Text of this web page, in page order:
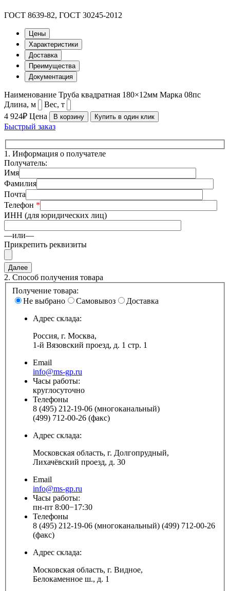
ГОСТ 8639-82, ГОСТ 30245-2012
Цены
Характеристики
Доставка
Преимущества
Документация
Наименование Труба квадратная 180×12мм Марка 08пс
Длина, м
Вес, т
4 924₽ Цена В корзину Купить в один клик
Быстрый заказ
1. Информация о получателе
Получатель:
Имя
Фамилия
Почта
Телефон *
ИНН (для юридических лиц)
—или—
Прикрепить реквизиты
2. Способ получения товара
Получение товара:
Не выбрано
Самовывоз
Доставка
Адрес склада:
Россия, г. Москва,
1-й Вязовский проезд, д. 1 стр. 1
Email
info@ms-gp.ru
Часы работы:
круглосуточно
Телефоны
8 (495) 212-19-06 (многоканальный)
(499) 712-00-26 (факс)
Адрес склада:
Московская область, г. Долгопрудный,
Лихачёвский проезд, д. 30
Email
info@ms-gp.ru
Часы работы:
пн-пт 8:00−17:30
Телефоны
8 (495) 212-19-06 (многоканальный) (499) 712-00-26
(факс)
Адрес склада:
Московская область, г. Видное,
Белокаменное ш., д. 1